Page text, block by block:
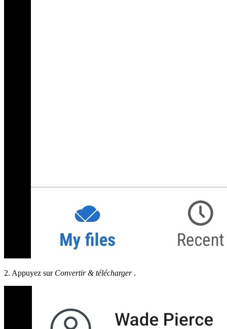
2. Appuyez sur Convertir & télécharger .